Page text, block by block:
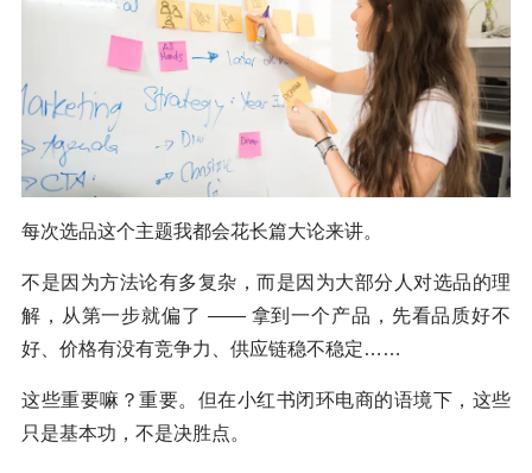
每次选品这个主题我都会花长篇大论来讲。
不是因为方法论有多复杂，而是因为大部分人对选品的理
解，从第一步就偏了 —— 拿到一个产品，先看品质好不
好、价格有没有竞争力、供应链稳不稳定……
这些重要嘛？重要。但在小红书闭环电商的语境下，这些
只是基本功，不是决胜点。